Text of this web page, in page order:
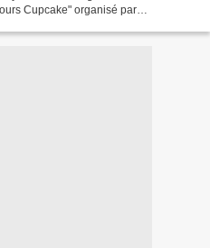
Cupcake" organisé par